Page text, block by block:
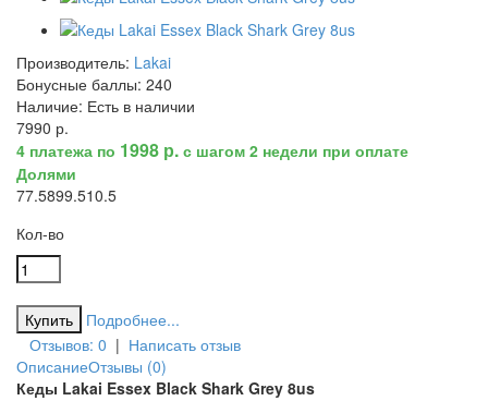
Производитель: Lakai
Бонусные баллы: 240
Наличие: Есть в наличии
7990 р.
4 платежа по 1998 р. с шагом 2 недели при оплате
Долями
77.5899.510.5
Кол-во
Подробнее...
Отзывов: 0 | Написать отзыв
ОписаниеОтзывы (0)
Кеды Lakai Essex Black Shark Grey 8us